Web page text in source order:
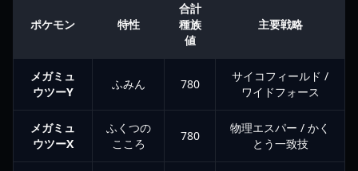
ポケモン 特性
合計
種族
値
主要戦略
メガミュ
ウツーY
ふみん 780
サイコフィールド /
ワイドフォース
メガミュ
ウツーX
ふくつの
こころ
780
物理エスパー / かく
とう一致技